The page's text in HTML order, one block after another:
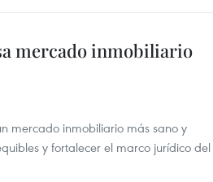
mercado inmobiliario
mercado inmobiliario más sano y
y fortalecer el marco jurídico del